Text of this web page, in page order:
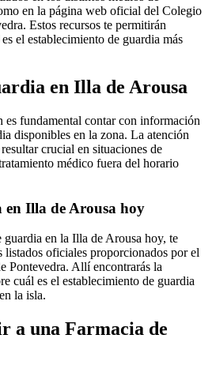
en la página web oficial del Colegio
Estos recursos te permitirán
el establecimiento de guardia más
en Illa de Arousa
fundamental contar con información
disponibles en la zona. La atención
crucial en situaciones de
médico fuera del horario
Illa de Arousa hoy
en la Illa de Arousa hoy, te
listados oficiales proporcionados por el
Pontevedra. Allí encontrarás la
cuál es el establecimiento de guardia
la isla.
a una Farmacia de